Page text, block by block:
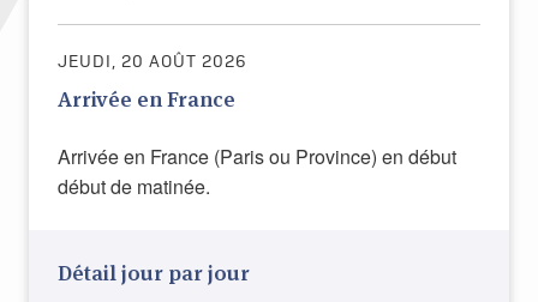
JEUDI, 20 AOÛT 2026
Arrivée en France
Arrivée en France (Paris ou Province) en début
début de matinée.
Détail jour par jour